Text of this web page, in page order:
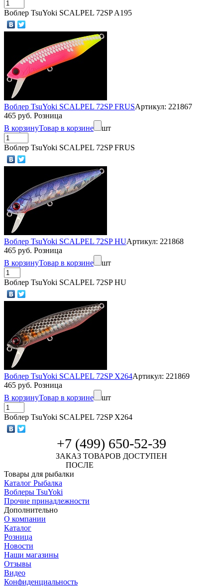
Воблер TsuYoki SCALPEL 72SP A195
Воблер TsuYoki SCALPEL 72SP FRUSАртикул: 221867
465 руб. Розница
В корзинуТовар в корзине шт
Воблер TsuYoki SCALPEL 72SP FRUS
Воблер TsuYoki SCALPEL 72SP HUАртикул: 221868
465 руб. Розница
В корзинуТовар в корзине шт
Воблер TsuYoki SCALPEL 72SP HU
Воблер TsuYoki SCALPEL 72SP X264Артикул: 221869
465 руб. Розница
В корзинуТовар в корзине шт
Воблер TsuYoki SCALPEL 72SP X264
+7 (499) 650-52-39
ЗАКАЗ ТОВАРОВ ДОСТУПЕН
ПОСЛЕ
Товары для рыбалки
Каталог Рыбалка
Воблеры TsuYoki
Прочие принадлежности
Дополнительно
О компании
Каталог
Розница
Новости
Наши магазины
Отзывы
Видео
Конфиденциальность